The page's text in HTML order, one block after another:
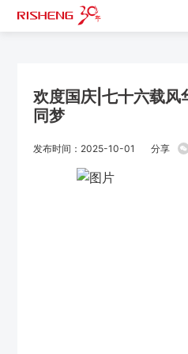
欢度国庆|七十六载风
同梦
发布时间：2025-10-01 分享